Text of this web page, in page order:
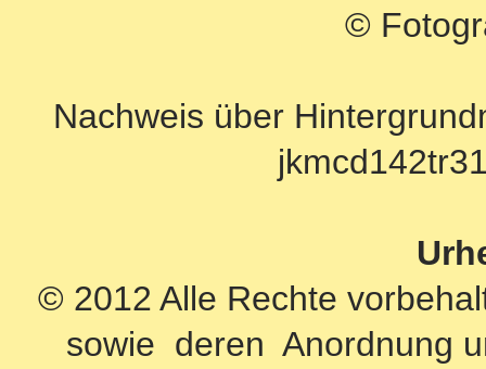
©
Nachweis über
© 2012 Alle Rechte
sowie deren Anordnung